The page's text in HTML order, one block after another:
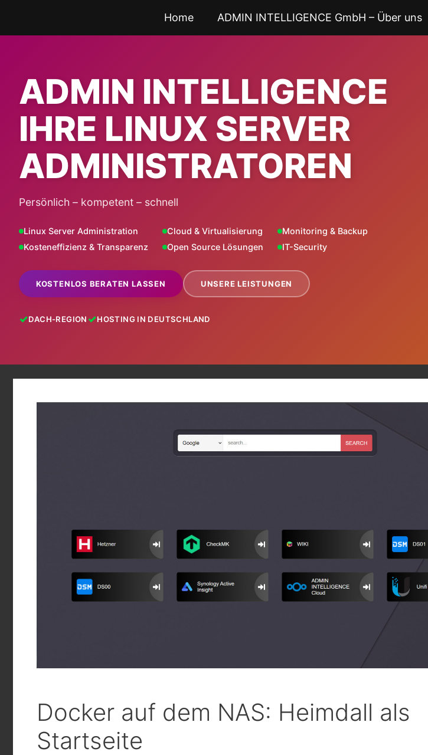
springen
Home ADMIN INTELLIGENCE GmbH – Über uns
ADMIN INTELLIGENCE
IHRE LINUX SERVER
ADMINISTRATOREN
Persönlich – kompetent – schnell
Linux Server Administration Cloud & Virtualisierung
Monitoring & Backup
Kosteneffizienz & Transparenz
Open Source Lösungen IT-Security
KOSTENLOS BERATEN LASSEN UNSERE LEISTUNGEN
DACH-REGION HOSTING IN DEUTSCHLAND
Docker auf dem NAS: Heimdall als
Startseite